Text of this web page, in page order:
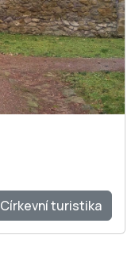
Církevní turistika